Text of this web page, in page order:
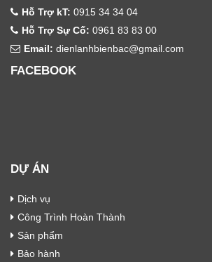
Hỗ Trợ kT: 0915 34 34 04
Hỗ Trợ Sự Cố: 0961 83 83 00
Email: dienlanhbienbac@gmail.com
FACEBOOK
DỰ ÁN
Dịch vụ
Công Trình Hoàn Thành
Sản phẩm
Bảo hành